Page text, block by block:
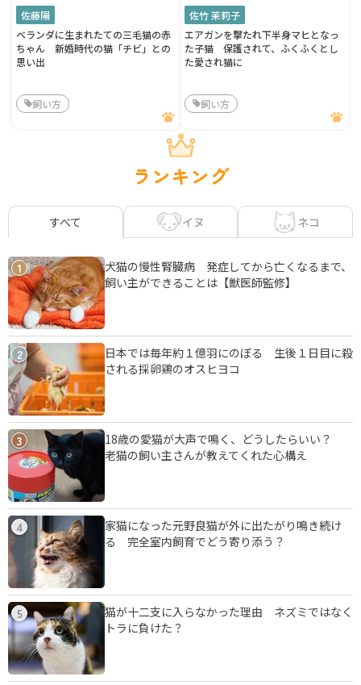
佐藤陽
ベランダに生まれたての三毛猫の赤
ちゃん 新婚時代の猫「チビ」との
思い出
飼い方
佐竹 茉莉子
エアガンを撃たれ下半身マヒとなっ
た子猫 保護されて、ふくふくとし
た愛され猫に
飼い方
ランキング
すべて イヌ ネコ
1
犬猫の慢性腎臓病 発症してから亡くなるまで、
飼い主ができることは【獣医師監修】
2
日本では毎年約１億羽にのぼる 生後１日目に殺
される採卵鶏のオスヒヨコ
3
18歳の愛猫が大声で鳴く、どうしたらいい？
老猫の飼い主さんが教えてくれた心構え
4
家猫になった元野良猫が外に出たがり鳴き続け
る 完全室内飼育でどう寄り添う？
5
猫が十二支に入らなかった理由 ネズミではなく
トラに負けた？